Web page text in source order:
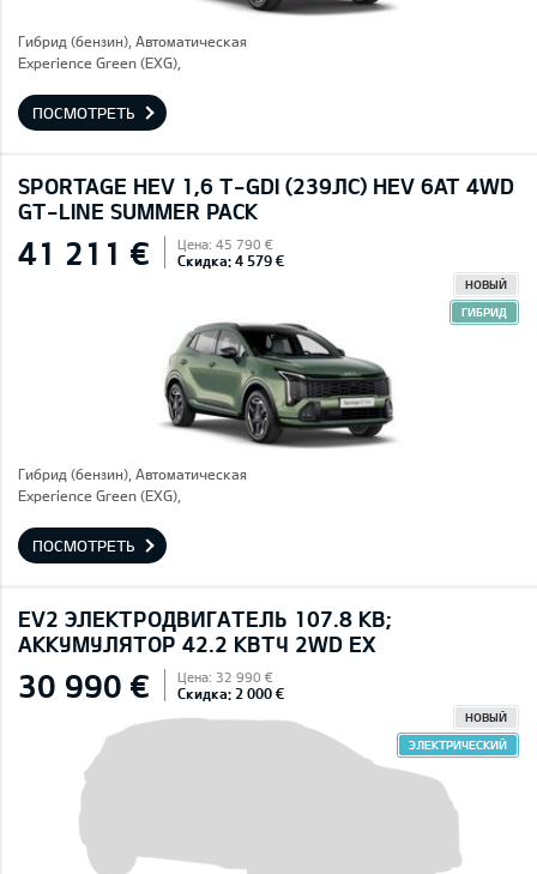
Гибрид (бензин), Автоматическая
Experience Green (EXG),
ПОСМОТРЕТЬ
SPORTAGE HEV 1,6 T-GDI (239ЛС) HEV 6AT 4WD
GT-LINE SUMMER PACK
41 211 € Цена: 45 790 €
Скидка: 4 579 €
НОВЫЙ
ГИБРИД
Гибрид (бензин), Автоматическая
Experience Green (EXG),
ПОСМОТРЕТЬ
EV2 ЭЛЕКТРОДВИГАТЕЛЬ 107.8 КВ;
AККУМУЛЯТОР 42.2 КВТЧ 2WD EX
30 990 € Цена: 32 990 €
Скидка: 2 000 €
НОВЫЙ
ЭЛЕКТРИЧЕСКИЙ